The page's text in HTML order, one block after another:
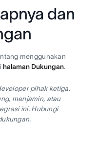
dan
menggunakan
halaman Dukungan.
pihak ketiga.
menjamin, atau
ini. Hubungi